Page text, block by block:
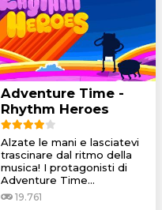
Adventure Time -
Rhythm Heroes
Alzate le mani e lasciatevi
trascinare dal ritmo della
musica! I protagonisti di
Adventure Time...
19.761